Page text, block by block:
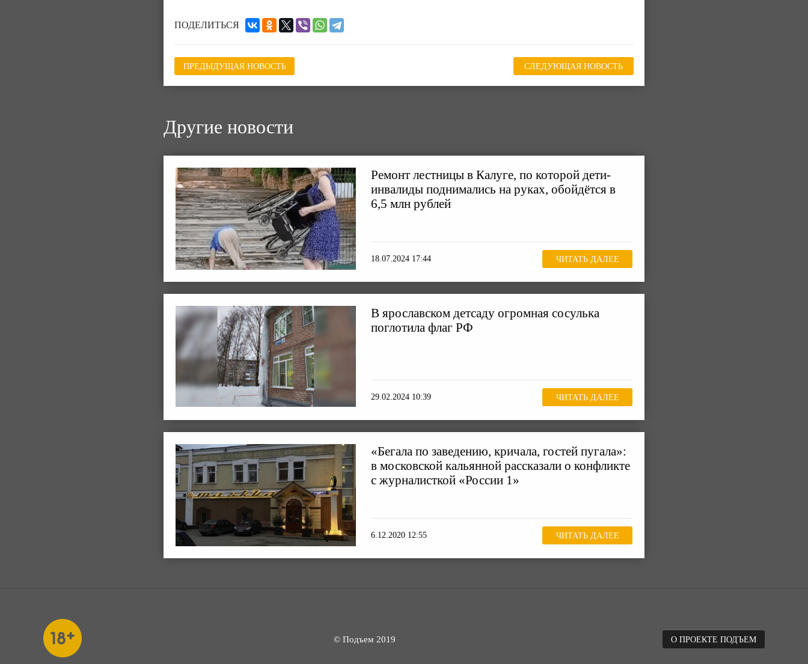
ПОДЕЛИТЬСЯ
ПРЕДЫДУЩАЯ НОВОСТЬ СЛЕДУЮЩАЯ НОВОСТЬ
Другие новости
Ремонт лестницы в Калуге, по которой дети-
инвалиды поднимались на руках, обойдётся в
6,5 млн рублей
18.07.2024 17:44 ЧИТАТЬ ДАЛЕЕ
В ярославском детсаду огромная сосулька
поглотила флаг РФ
29.02.2024 10:39 ЧИТАТЬ ДАЛЕЕ
«Бегала по заведению, кричала, гостей пугала»:
в московской кальянной рассказали о конфликте
с журналисткой «России 1»
6.12.2020 12:55 ЧИТАТЬ ДАЛЕЕ
© Подъем 2019 О ПРОЕКТЕ ПОДЪЕМ